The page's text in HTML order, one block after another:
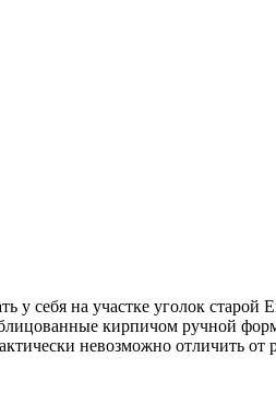
у себя на участке уголок
кирпичом ручной
невозможно отличить от